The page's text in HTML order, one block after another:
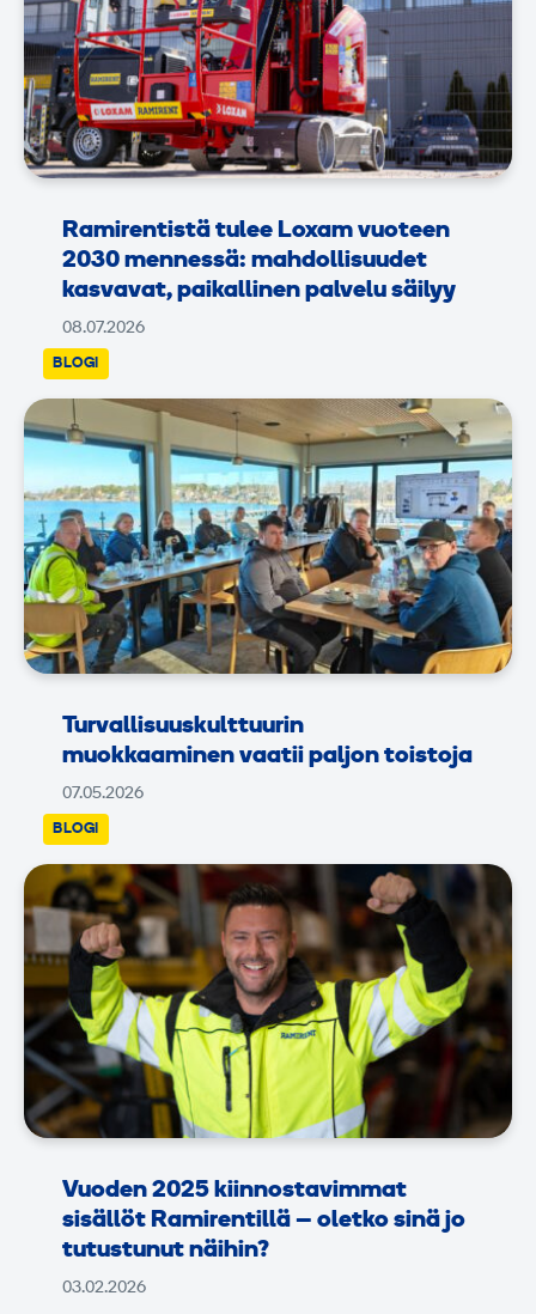
Ramirentistä tulee Loxam vuoteen
2030 mennessä: mahdollisuudet
kasvavat, paikallinen palvelu säilyy
08.07.2026
Turvallisuuskulttuurin
muokkaaminen vaatii paljon toistoja
07.05.2026
BLOGI
Vuoden 2025 kiinnostavimmat
sisällöt Ramirentillä – oletko sinä jo
tutustunut näihin?
03.02.2026
BLOGI